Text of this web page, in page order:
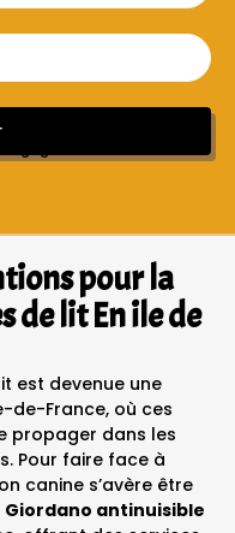
engagement ni frais cachés
pour la
de lit En ile de
est devenue une
de-France, où ces
propager dans les
Pour faire face à
canine s’avère être
Giordano antinuisible